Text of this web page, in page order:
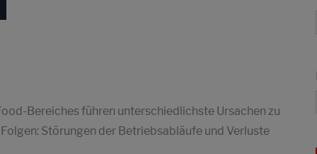
Bereiches führen unterschiedlichste Ursachen zu
Störungen der Betriebsabläufe und Verluste